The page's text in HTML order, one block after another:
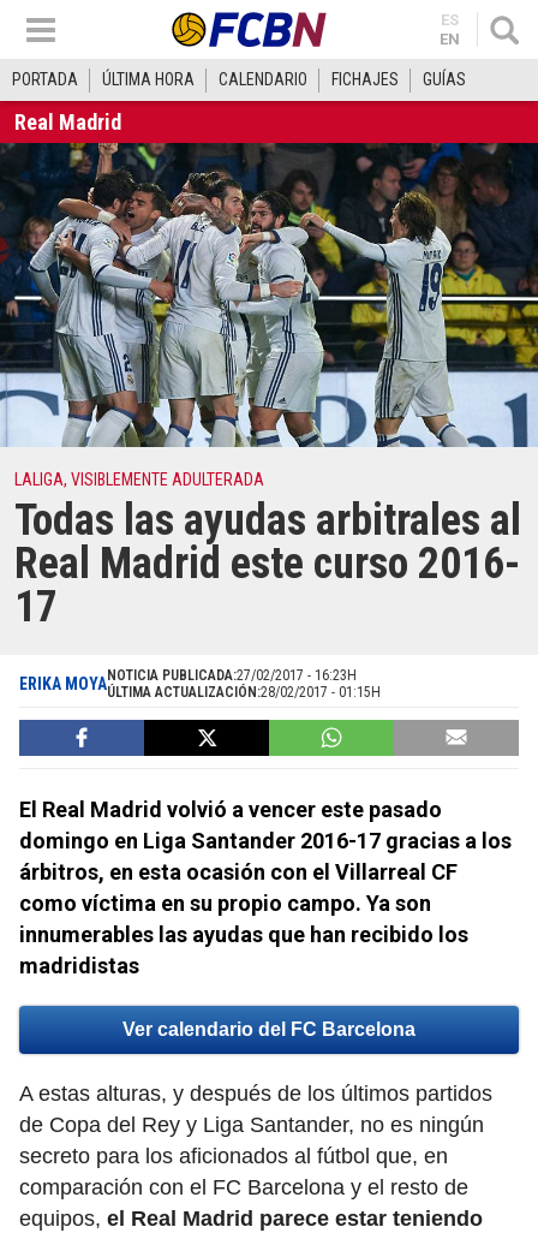
ES
EN
PORTADA ÚLTIMA HORA CALENDARIO FICHAJES GUÍAS
Real Madrid
LALIGA, VISIBLEMENTE ADULTERADA
Todas las ayudas arbitrales al
Real Madrid este curso 2016-
17
ERIKA MOYANOTICIA PUBLICADA:27/02/2017 - 16:23H
ÚLTIMA ACTUALIZACIÓN:28/02/2017 - 01:15H
El Real Madrid volvió a vencer este pasado
domingo en Liga Santander 2016-17 gracias a los
árbitros, en esta ocasión con el Villarreal CF
como víctima en su propio campo. Ya son
innumerables las ayudas que han recibido los
madridistas
Ver calendario del FC Barcelona
A estas alturas, y después de los últimos partidos
de Copa del Rey y Liga Santander, no es ningún
secreto para los aficionados al fútbol que, en
comparación con el FC Barcelona y el resto de
equipos, el Real Madrid parece estar teniendo